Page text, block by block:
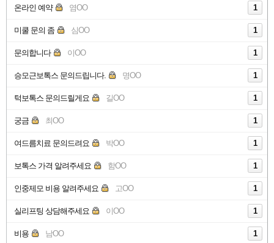
온라인 예약 염OO 1
미쿨 문의 좀 심OO 1
문의합니다 이OO 1
승모근보톡스 문의드립니다. 명OO 1
턱보톡스 문의드릴게요 길OO 1
궁금 최OO 1
여드름치료 문의드려요 박OO 1
보톡스 가격 알려주세요 함OO 1
인중제모 비용 알려주세요 고OO 1
실리프팅 상담해주세요 이OO 1
비용 남OO 1